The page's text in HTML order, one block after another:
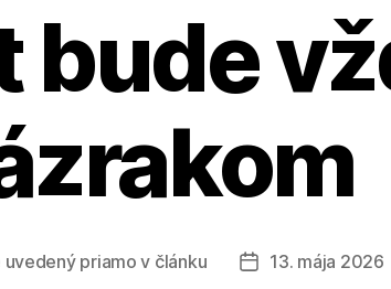
bude
uvedený priamo v článku
Dátum
13. mája 2026